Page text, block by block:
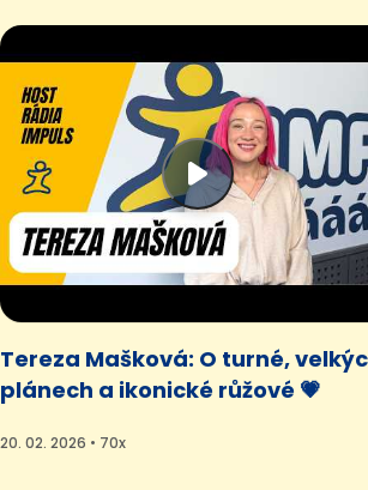
Tereza Mašková: O turné,
plánech a ikonické růžové 💗
20. 02. 2026 • 70x